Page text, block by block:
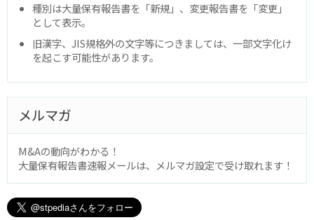
種別は大量保有報告書を「新規」、変更報告書を「変更」
として表示。
旧漢字、JIS規格外の文字等につきましては、一部文字化け
を起こす可能性があります。
メルマガ
M&Aの動向がわかる！
大量保有報告書速報メールは、メルマガ設定で受け取れます！